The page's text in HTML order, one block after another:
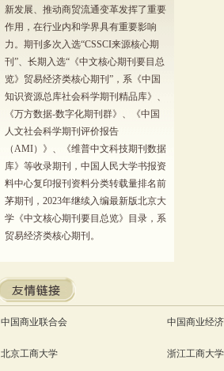
新发展、推动商贸流通变革发挥了重要
作用，在行业内和学界具有重要影响
力。期刊多次入选“CSSCI来源核心期
刊”、长期入选“《中文核心期刊要目总
览》贸易经济类核心期刊”，系《中国
知识资源总库社会科学期刊精品库》、
《万方数据-数字化期刊群》、《中国
人文社会科学期刊评价报告
（AMI）》、《维普中文科技期刊数据
库》等收录期刊，中国人民大学书报资
料中心复印报刊资料分类转载量排名前
茅期刊，2023年继续入编最新版北京大
学《中文核心期刊要目总览》目录，系
贸易经济类核心期刊。
中国商业联合会 中国商业经
北京工商大学 浙江工商大学